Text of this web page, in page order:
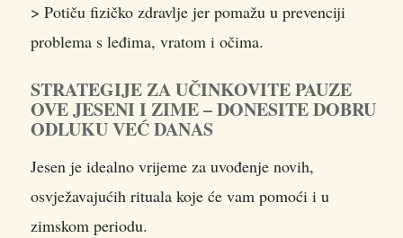
> Potiču fizičko zdravlje jer pomažu u prevenciji
problema s leđima, vratom i očima.
STRATEGIJE ZA UČINKOVITE PAUZE
OVE JESENI I ZIME – DONESITE DOBRU
ODLUKU VEĆ DANAS
Jesen je idealno vrijeme za uvođenje novih,
osvježavajućih rituala koje će vam pomoći i u
zimskom periodu.